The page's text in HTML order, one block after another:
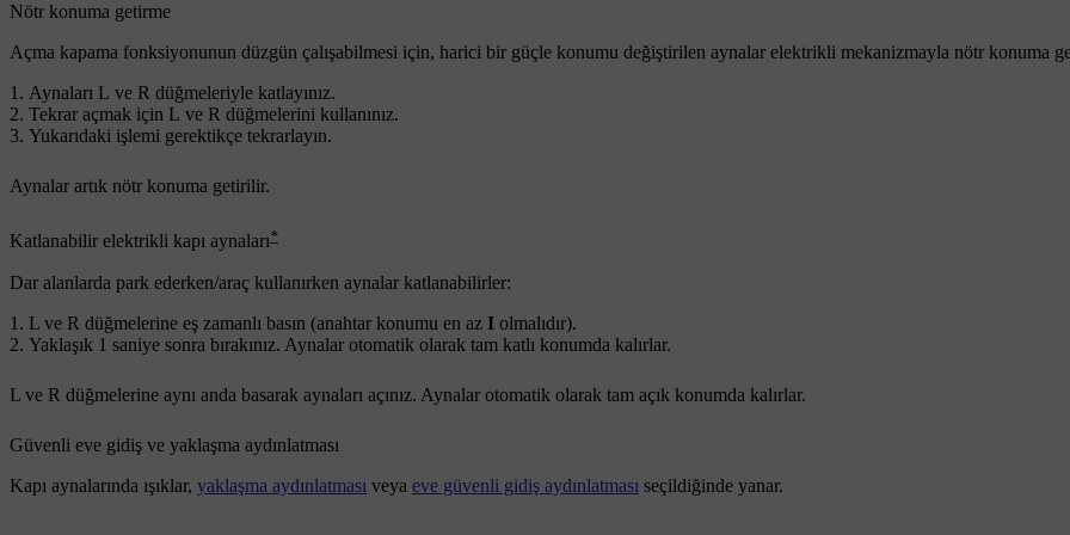
Nötr konuma getirme
Açma kapama fonksiyonunun düzgün çalışabilmesi için, harici bir güçle konumu değiştirilen aynalar elektrikli mekanizmayla nötr konuma
Aynaları L ve R düğmeleriyle katlayınız.
Tekrar açmak için L ve R düğmelerini kullanınız.
Yukarıdaki işlemi gerektikçe tekrarlayın.
Aynalar artık nötr konuma getirilir.
Katlanabilir elektrikli kapı aynaları*
Dar alanlarda park ederken/araç kullanırken aynalar katlanabilirler:
L ve R düğmelerine eş zamanlı basın (anahtar konumu en az I olmalıdır).
Yaklaşık 1 saniye sonra bırakınız. Aynalar otomatik olarak tam katlı konumda kalırlar.
L ve R düğmelerine aynı anda basarak aynaları açınız. Aynalar otomatik olarak tam açık konumda kalırlar.
Güvenli eve gidiş ve yaklaşma aydınlatması
Kapı aynalarında ışıklar, yaklaşma aydınlatması veya eve güvenli gidiş aydınlatması seçildiğinde yanar.